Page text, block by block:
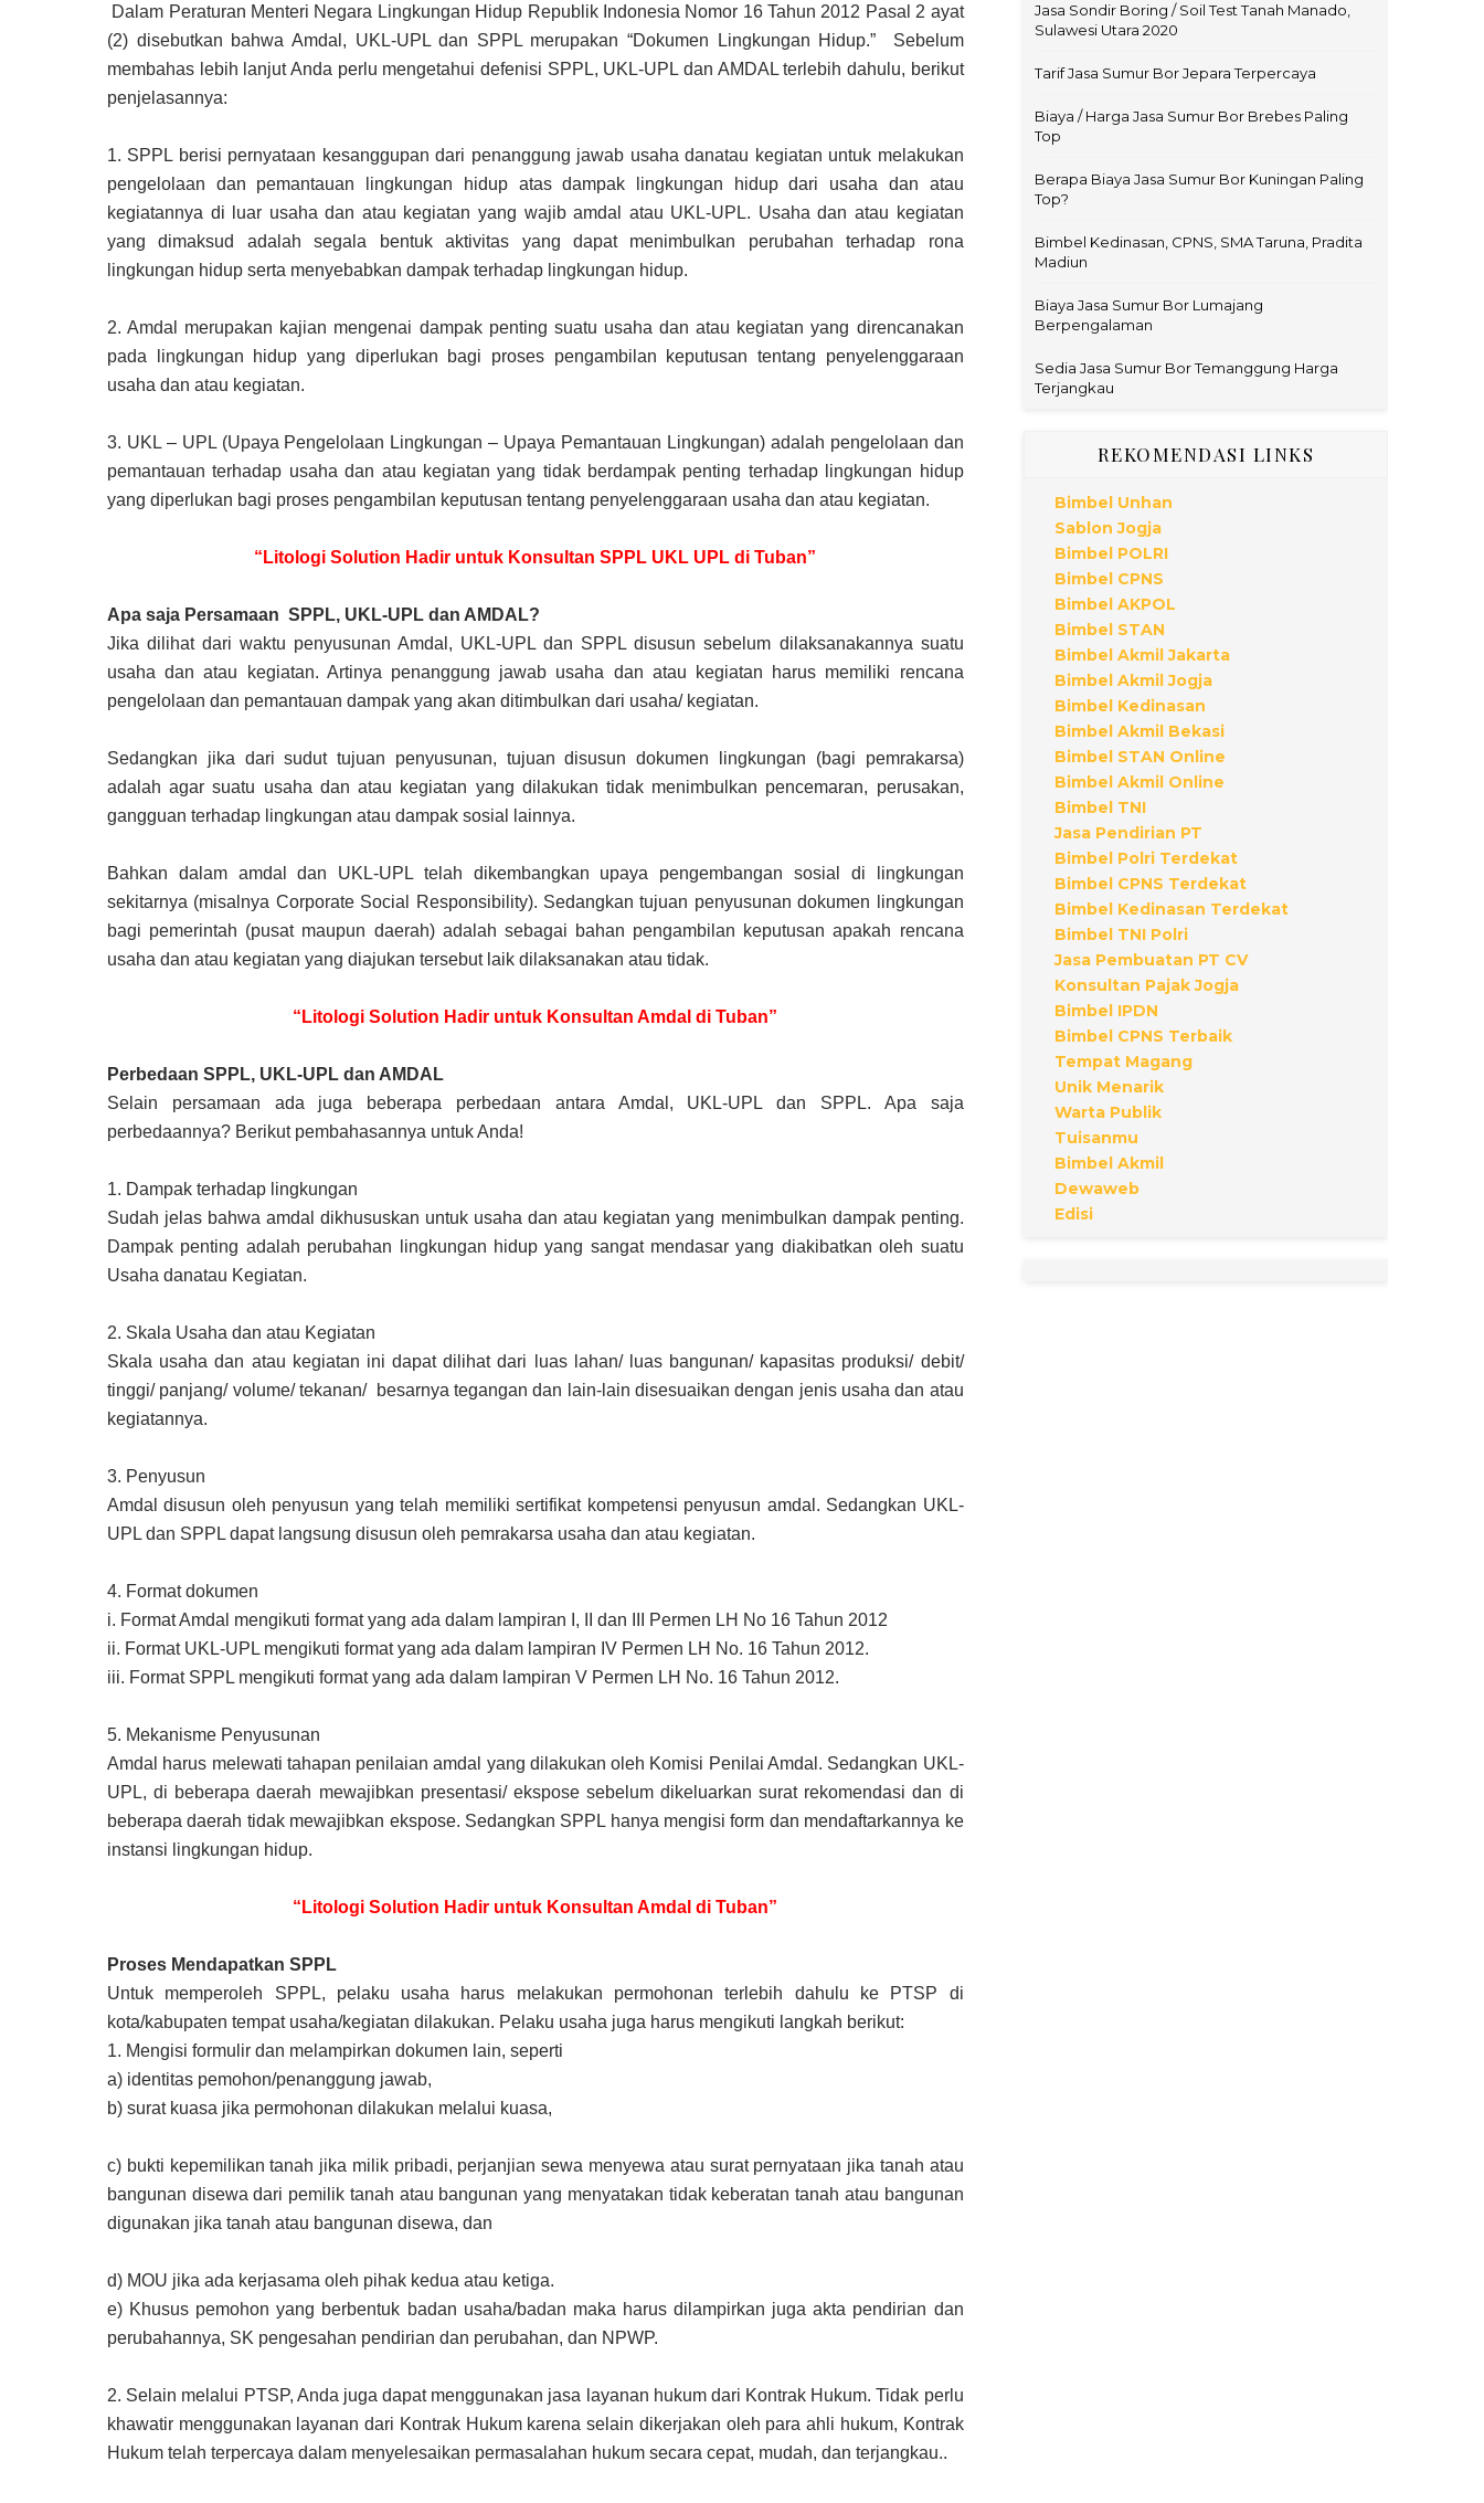
Dalam Peraturan Menteri Negara Lingkungan Hidup Republik Indonesia Nomor 16 Tahun 2012 Pasal 2 ayat
(2) disebutkan bahwa Amdal, UKL-UPL dan SPPL merupakan “Dokumen Lingkungan Hidup.” Sebelum
membahas lebih lanjut Anda perlu mengetahui defenisi SPPL, UKL-UPL dan AMDAL terlebih dahulu, berikut
penjelasannya:
1. SPPL berisi pernyataan kesanggupan dari penanggung jawab usaha danatau kegiatan untuk melakukan
pengelolaan dan pemantauan lingkungan hidup atas dampak lingkungan hidup dari usaha dan atau
kegiatannya di luar usaha dan atau kegiatan yang wajib amdal atau UKL-UPL. Usaha dan atau kegiatan
yang dimaksud adalah segala bentuk aktivitas yang dapat menimbulkan perubahan terhadap rona
lingkungan hidup serta menyebabkan dampak terhadap lingkungan hidup.
2. Amdal merupakan kajian mengenai dampak penting suatu usaha dan atau kegiatan yang direncanakan
pada lingkungan hidup yang diperlukan bagi proses pengambilan keputusan tentang penyelenggaraan
usaha dan atau kegiatan.
3. UKL – UPL (Upaya Pengelolaan Lingkungan – Upaya Pemantauan Lingkungan) adalah pengelolaan dan
pemantauan terhadap usaha dan atau kegiatan yang tidak berdampak penting terhadap lingkungan hidup
yang diperlukan bagi proses pengambilan keputusan tentang penyelenggaraan usaha dan atau kegiatan.
“Litologi Solution Hadir untuk Konsultan SPPL UKL UPL di Tuban”
Apa saja Persamaan SPPL, UKL-UPL dan AMDAL?
Jika dilihat dari waktu penyusunan Amdal, UKL-UPL dan SPPL disusun sebelum dilaksanakannya suatu
usaha dan atau kegiatan. Artinya penanggung jawab usaha dan atau kegiatan harus memiliki rencana
pengelolaan dan pemantauan dampak yang akan ditimbulkan dari usaha/ kegiatan.
Sedangkan jika dari sudut tujuan penyusunan, tujuan disusun dokumen lingkungan (bagi pemrakarsa)
adalah agar suatu usaha dan atau kegiatan yang dilakukan tidak menimbulkan pencemaran, perusakan,
gangguan terhadap lingkungan atau dampak sosial lainnya.
Bahkan dalam amdal dan UKL-UPL telah dikembangkan upaya pengembangan sosial di lingkungan
sekitarnya (misalnya Corporate Social Responsibility). Sedangkan tujuan penyusunan dokumen lingkungan
bagi pemerintah (pusat maupun daerah) adalah sebagai bahan pengambilan keputusan apakah rencana
usaha dan atau kegiatan yang diajukan tersebut laik dilaksanakan atau tidak.
“Litologi Solution Hadir untuk Konsultan Amdal di Tuban”
Perbedaan SPPL, UKL-UPL dan AMDAL
Selain persamaan ada juga beberapa perbedaan antara Amdal, UKL-UPL dan SPPL. Apa saja
perbedaannya? Berikut pembahasannya untuk Anda!
1. Dampak terhadap lingkungan
Sudah jelas bahwa amdal dikhususkan untuk usaha dan atau kegiatan yang menimbulkan dampak penting.
Dampak penting adalah perubahan lingkungan hidup yang sangat mendasar yang diakibatkan oleh suatu
Usaha danatau Kegiatan.
2. Skala Usaha dan atau Kegiatan
Skala usaha dan atau kegiatan ini dapat dilihat dari luas lahan/ luas bangunan/ kapasitas produksi/ debit/
tinggi/ panjang/ volume/ tekanan/ besarnya tegangan dan lain-lain disesuaikan dengan jenis usaha dan atau
kegiatannya.
3. Penyusun
Amdal disusun oleh penyusun yang telah memiliki sertifikat kompetensi penyusun amdal. Sedangkan UKL-
UPL dan SPPL dapat langsung disusun oleh pemrakarsa usaha dan atau kegiatan.
4. Format dokumen
i. Format Amdal mengikuti format yang ada dalam lampiran I, II dan III Permen LH No 16 Tahun 2012
ii. Format UKL-UPL mengikuti format yang ada dalam lampiran IV Permen LH No. 16 Tahun 2012.
iii. Format SPPL mengikuti format yang ada dalam lampiran V Permen LH No. 16 Tahun 2012.
5. Mekanisme Penyusunan
Amdal harus melewati tahapan penilaian amdal yang dilakukan oleh Komisi Penilai Amdal. Sedangkan UKL-
UPL, di beberapa daerah mewajibkan presentasi/ ekspose sebelum dikeluarkan surat rekomendasi dan di
beberapa daerah tidak mewajibkan ekspose. Sedangkan SPPL hanya mengisi form dan mendaftarkannya ke
instansi lingkungan hidup.
“Litologi Solution Hadir untuk Konsultan Amdal di Tuban”
Proses Mendapatkan SPPL
Untuk memperoleh SPPL, pelaku usaha harus melakukan permohonan terlebih dahulu ke PTSP di
kota/kabupaten tempat usaha/kegiatan dilakukan. Pelaku usaha juga harus mengikuti langkah berikut:
1. Mengisi formulir dan melampirkan dokumen lain, seperti
a) identitas pemohon/penanggung jawab,
b) surat kuasa jika permohonan dilakukan melalui kuasa,
c) bukti kepemilikan tanah jika milik pribadi, perjanjian sewa menyewa atau surat pernyataan jika tanah atau
bangunan disewa dari pemilik tanah atau bangunan yang menyatakan tidak keberatan tanah atau bangunan
digunakan jika tanah atau bangunan disewa, dan
d) MOU jika ada kerjasama oleh pihak kedua atau ketiga.
e) Khusus pemohon yang berbentuk badan usaha/badan maka harus dilampirkan juga akta pendirian dan
perubahannya, SK pengesahan pendirian dan perubahan, dan NPWP.
2. Selain melalui PTSP, Anda juga dapat menggunakan jasa layanan hukum dari Kontrak Hukum. Tidak perlu
khawatir menggunakan layanan dari Kontrak Hukum karena selain dikerjakan oleh para ahli hukum, Kontrak
Hukum telah terpercaya dalam menyelesaikan permasalahan hukum secara cepat, mudah, dan terjangkau..
Jasa Sondir Boring / Soil Test Tanah Manado,
Sulawesi Utara 2020
Tarif Jasa Sumur Bor Jepara Terpercaya
Biaya / Harga Jasa Sumur Bor Brebes Paling
Top
Berapa Biaya Jasa Sumur Bor Kuningan Paling
Top?
Bimbel Kedinasan, CPNS, SMA Taruna, Pradita
Madiun
Biaya Jasa Sumur Bor Lumajang
Berpengalaman
Sedia Jasa Sumur Bor Temanggung Harga
Terjangkau
REKOMENDASI LINKS
Bimbel Unhan
Sablon Jogja
Bimbel POLRI
Bimbel CPNS
Bimbel AKPOL
Bimbel STAN
Bimbel Akmil Jakarta
Bimbel Akmil Jogja
Bimbel Kedinasan
Bimbel Akmil Bekasi
Bimbel STAN Online
Bimbel Akmil Online
Bimbel TNI
Jasa Pendirian PT
Bimbel Polri Terdekat
Bimbel CPNS Terdekat
Bimbel Kedinasan Terdekat
Bimbel TNI Polri
Jasa Pembuatan PT CV
Konsultan Pajak Jogja
Bimbel IPDN
Bimbel CPNS Terbaik
Tempat Magang
Unik Menarik
Warta Publik
Tuisanmu
Bimbel Akmil
Dewaweb
Edisi